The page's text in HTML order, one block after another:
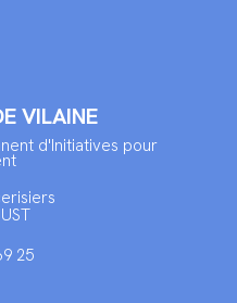
VILAINE
d'Initiatives pour
25